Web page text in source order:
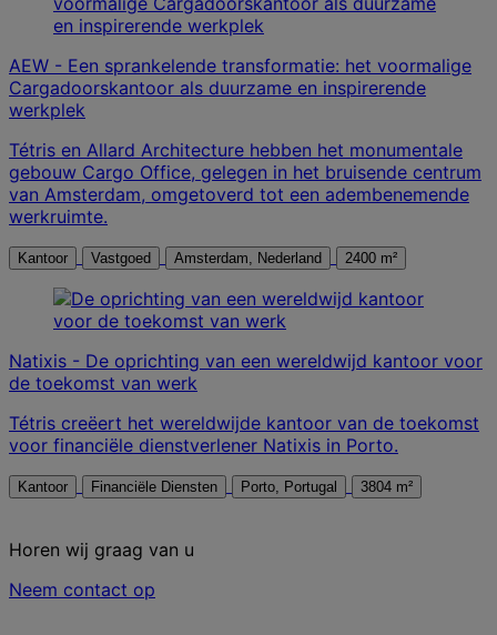
AEW - Een sprankelende transformatie: het voormalige
Cargadoorskantoor als duurzame en inspirerende
werkplek
Tétris en Allard Architecture hebben het monumentale
gebouw Cargo Office, gelegen in het bruisende centrum
van Amsterdam, omgetoverd tot een adembenemende
werkruimte.
Kantoor Vastgoed Amsterdam, Nederland 2400 m²
Natixis - De oprichting van een wereldwijd kantoor voor
de toekomst van werk
Tétris creëert het wereldwijde kantoor van de toekomst
voor financiële dienstverlener Natixis in Porto.
Kantoor Financiële Diensten Porto, Portugal 3804 m²
Horen wij graag van u
Neem contact op